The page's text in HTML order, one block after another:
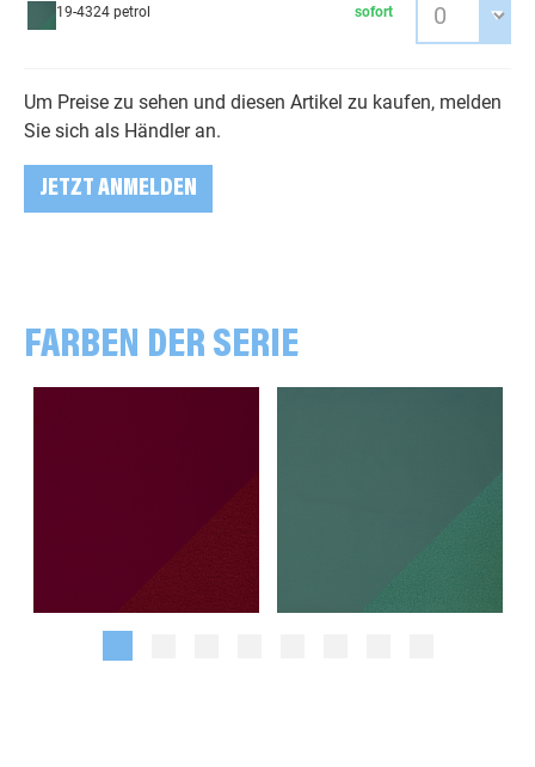
19-4324 petrol sofort
Um Preise zu sehen und diesen Artikel zu kaufen, melden
Sie sich als Händler an.
JETZT ANMELDEN
FARBEN DER SERIE